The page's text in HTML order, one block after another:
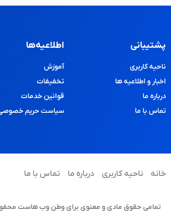
پشتیبانی
ناحیه کاربری
اخبار و اطلاعیه ها
درباره ما
تماس با ما
اطلاعیه‌ها
آموزش
تخفیفات
قوانین خدمات
سیاست حریم
خانه ناحیه کاربری درباره ما تماس با ما
تمامی حقوق مادی و معنوی برای وطن وب هاست محفوظ